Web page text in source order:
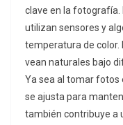
clave en la
utilizan sensores y
temperatura de color.
vean naturales bajo
Ya sea al tomar fotos
se ajusta para
también contribuye a